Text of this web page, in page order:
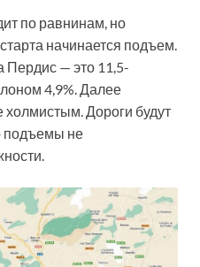
по равнинам, но
начинается подъем.
Пердис — это 11,5-
4,9%. Далее
Дороги будут
подъемы не